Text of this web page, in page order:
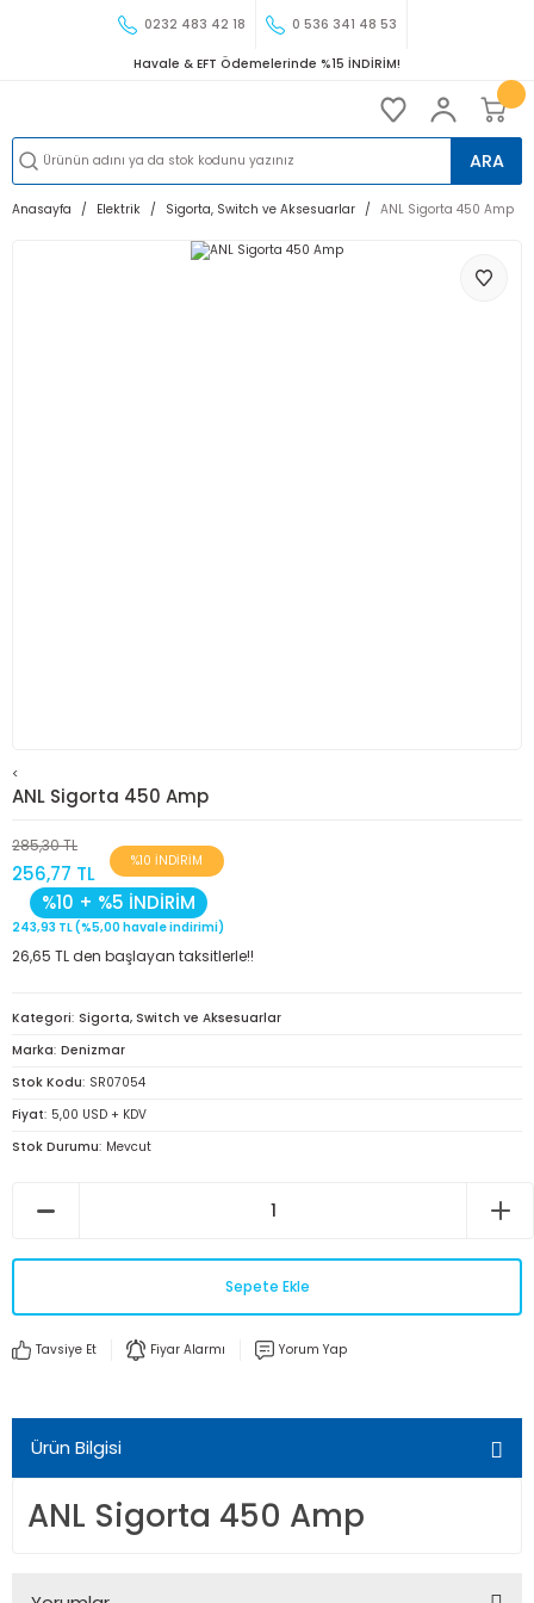
0232 483 42 18 0 536 341 48 53
Havale & EFT Ödemelerinde %15 İNDİRİM!
ARA
Anasayfa Elektrik Sigorta, Switch ve Aksesuarlar ANL Sigorta 450 Amp
<
ANL Sigorta 450 Amp
285,30 TL
256,77 TL
%10 İNDİRİM
%10 + %5 İNDİRİM
243,93 TL (%5,00 havale indirimi)
26,65 TL den başlayan taksitlerle!!
Kategori Sigorta, Switch ve Aksesuarlar
Marka Denizmar
Stok Kodu SR07054
Fiyat 5,00 USD + KDV
Stok Durumu Mevcut
Sepete Ekle
Tavsiye Et Fiyar Alarmı Yorum Yap
Ürün Bilgisi
ANL Sigorta 450 Amp